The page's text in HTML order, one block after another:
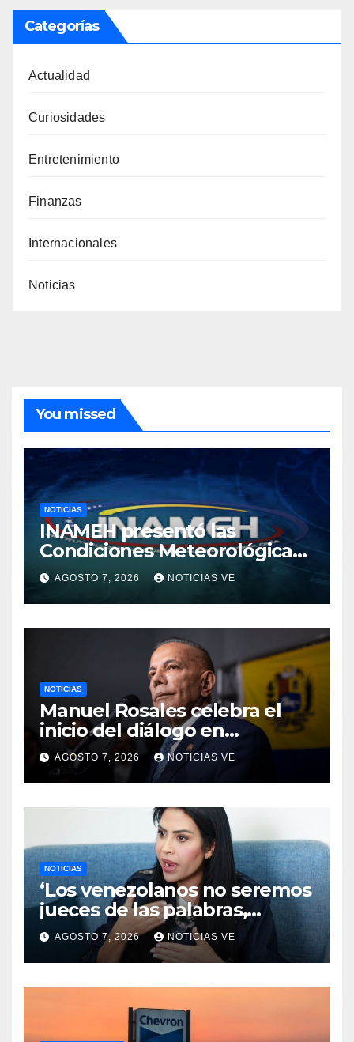
Categorías
Actualidad
Curiosidades
Entretenimiento
Finanzas
Internacionales
Noticias
You missed
NOTICIAS
INAMEH presentó las
Condiciones Meteorológicas
para las próximas 24 horas,
de este viernes 7 de agosto
2026
AGOSTO 7, 2026 NOTICIAS VE
NOTICIAS
Manuel Rosales celebra el
inicio del diálogo en
Venezuela y destaca el
respaldo de EEUU
AGOSTO 7, 2026 NOTICIAS VE
NOTICIAS
‘Los venezolanos no seremos
jueces de las palabras,
seremos testigos de los
resultados’
AGOSTO 7, 2026 NOTICIAS VE